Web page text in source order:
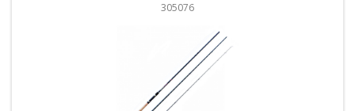
305076